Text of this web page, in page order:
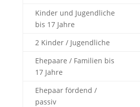
Kinder und Jugendliche
bis 17 Jahre
2 Kinder / Jugendliche
Ehepaare / Familien bis
17 Jahre
Ehepaar fördend /
passiv